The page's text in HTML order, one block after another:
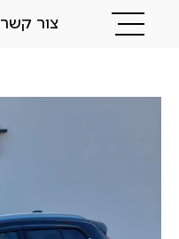
צור קשר